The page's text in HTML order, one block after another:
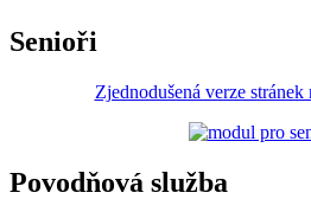
Senioři
Zjednodušená verze
Povodňová služba